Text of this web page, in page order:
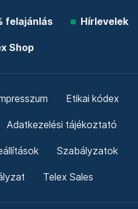
felajánlás Hírlevelek
Shop
Etikai kódex
Adatkezelési tájékoztató
Szabályzatok
Telex Sales